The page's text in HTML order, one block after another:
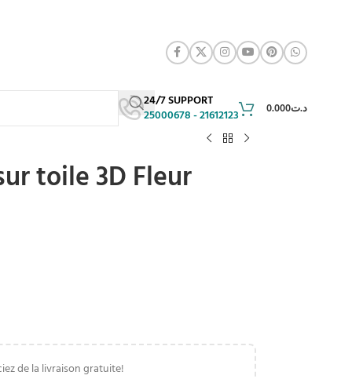
24/7 SUPPORT
25000678 - 21612123
د.ت0.000
toile 3D Fleur
de la livraison gratuite!